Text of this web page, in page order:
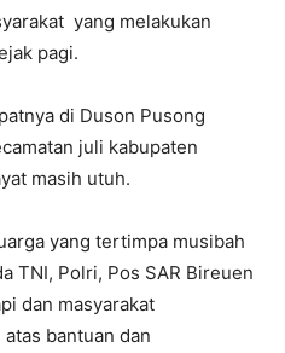
yang melakukan
pagi.
di Duson Pusong
juli kabupaten
masih utuh.
yang tertimpa musibah
TNI, Polri, Pos SAR Bireuen
dan masyarakat
bantuan dan